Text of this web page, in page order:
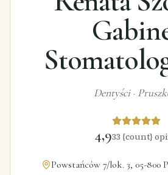
Dentyści·
4,933 {count}
Powstańców 7/lok. 3, 05-800